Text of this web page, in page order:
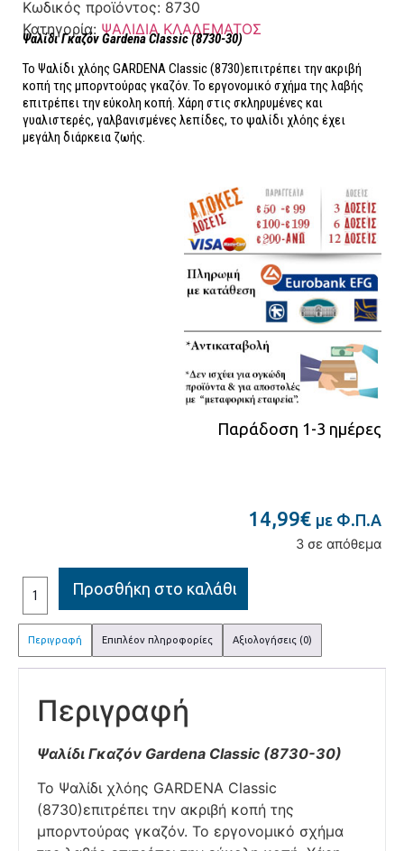
Κωδικός προϊόντος: 8730
Κατηγορία: ΨΑΛΙΔΙΑ ΚΛΑΔΕΜΑΤΟΣ
Ψαλίδι Γκαζόν Gardena Classic (8730-30)
Το Ψαλίδι χλόης GARDENA Classic (8730)επιτρέπει την ακριβή
κοπή της μπορντούρας γκαζόν. Το εργονομικό σχήμα της λαβής
επιτρέπει την εύκολη κοπή. Χάρη στις σκληρυμένες και
γυαλιστερές, γαλβανισμένες λεπίδες, το ψαλίδι χλόης έχει
μεγάλη διάρκεια ζωής.
Παράδοση 1-3 ημέρες
14,99€ με Φ.Π.Α
3 σε απόθεμα
Προσθήκη στο καλάθι
Περιγραφή Επιπλέον πληροφορίες Αξιολογήσεις (0)
Περιγραφή
Ψαλίδι Γκαζόν Gardena Classic (8730-30)
Το Ψαλίδι χλόης GARDENA Classic
(8730)επιτρέπει την ακριβή κοπή της
μπορντούρας γκαζόν. Το εργονομικό σχήμα